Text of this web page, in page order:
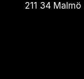
211 34 Malmö